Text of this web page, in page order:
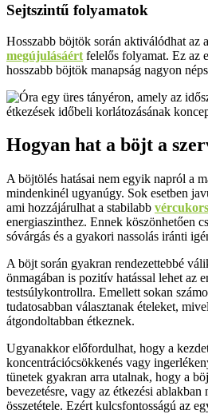
Sejtszintű folyamatok
Hosszabb böjtök során aktiválódhat az
megújulásáért felelős folyamat. Ez az
hosszabb böjtök manapság nagyon
Hogyan hat a böjt a
A böjtölés hatásai nem egyik napról a
mindenkinél ugyanúgy. Sok esetben
ami hozzájárulhat a stabilabb
energiaszinthez. Ennek köszönhetően
sóvárgás és a gyakori nassolás iránti
A böjt során gyakran rendezettebbé
önmagában is pozitív hatással lehet az
testsúlykontrollra. Emellett sokan
tudatosabban választanak ételeket,
átgondoltabban étkeznek.
Ugyanakkor előfordulhat, hogy a
koncentrációcsökkenés vagy
tünetek gyakran arra utalnak, hogy a
bevezetésre, vagy az étkezési ablakban
összetétele. Ezért kulcsfontosságú az